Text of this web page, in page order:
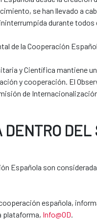
se han llevado a
durante todos
de la Cooperación
y Científica mantiene
y cooperación. El
de
DEL
Española son
española,
plataforma, Info@OD